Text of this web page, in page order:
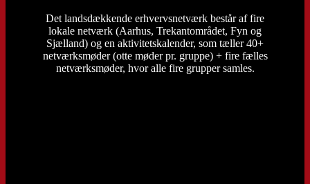
Det landsdækkende erhvervsnetværk består af fire
lokale netværk (Aarhus, Trekantområdet, Fyn og
Sjælland) og en aktivitetskalender, som tæller 40+
netværksmøder (otte møder pr. gruppe) + fire fælles
netværksmøder, hvor alle fire grupper samles.